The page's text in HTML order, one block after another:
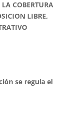
COBERTURA
LIBRE,
se regula el